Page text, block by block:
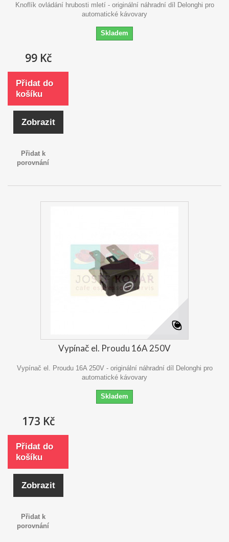
Knoflík ovládání hrubosti mletí - originální náhradní díl Delonghi pro
automatické kávovary
Skladem
99 Kč
Přidat do
košíku
Zobrazit
Přidat k
porovnání
Vypínač el. Proudu 16A 250V
Vypínač el. Proudu 16A 250V - originální náhradní díl Delonghi pro
automatické kávovary
Skladem
173 Kč
Přidat do
košíku
Zobrazit
Přidat k
porovnání